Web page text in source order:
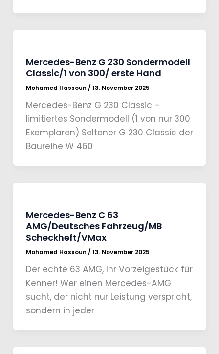
Mercedes-Benz G 230 Sondermodell
Classic/1 von 300/ erste Hand
Mohamed Hassoun / 13. November 2025
Mercedes-Benz G 230 Classic –
limitiertes Sondermodell (1 von nur 300
Exemplaren) Seltener G 230 Classic der
Baureihe W 460
Mercedes-Benz C 63
AMG/Deutsches Fahrzeug/MB
Scheckheft/VMax
Mohamed Hassoun / 13. November 2025
Der echte 63 AMG, Ihr Vorzeigestück für
Kenner! Wer einen Mercedes-AMG
sucht, der nicht nur Leistung verspricht,
sondern in jeder